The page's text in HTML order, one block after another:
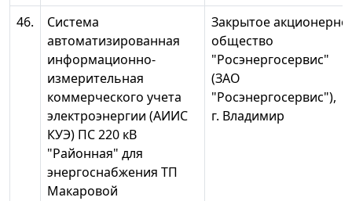
46.
Система
автоматизированная
информационно-
измерительная
коммерческого учета
электроэнергии (АИИС
КУЭ) ПС 220 кВ
"Районная" для
энергоснабжения ТП
Макаровой
Закрытое
общество
"Росэнергосервис"
(ЗАО
"Росэнергосервис"),
г. Владимир